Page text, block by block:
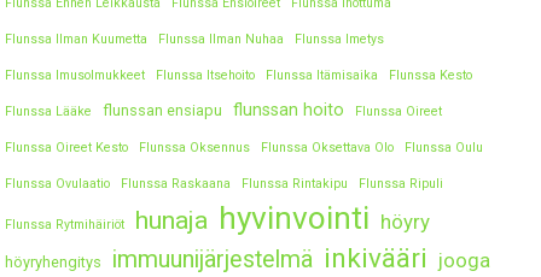
Flunssa Ennen Leikkausta Flunssa Ensioireet Flunssa Ihottuma
Flunssa Ilman Kuumetta Flunssa Ilman Nuhaa Flunssa Imetys
Flunssa Imusolmukkeet Flunssa Itsehoito Flunssa Itämisaika Flunssa Kesto
Flunssa Lääke flunssan ensiapu flunssan hoito Flunssa Oireet
Flunssa Oireet Kesto Flunssa Oksennus Flunssa Oksettava Olo Flunssa Oulu
Flunssa Ovulaatio Flunssa Raskaana Flunssa Rintakipu Flunssa Ripuli
Flunssa Rytmihäiriöt hunaja hyvinvointi höyry
höyryhengitys immuunijärjestelmä inkivääri jooga